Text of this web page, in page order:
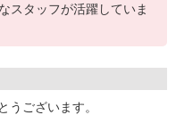
スタッフが活躍していま
うございます。